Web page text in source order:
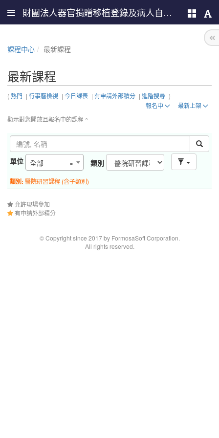
財團法人器官捐贈移植登錄及病人自主推廣中心
課程中心 最新課程
最新課程
(熱門 | 行事曆檢視 | 今日課表 | 有申請外部積分 | 進階搜尋 )
報名中
最新上架
顯示對您開放且報名中的課程。
單位 ×
全部 類別
類別: 醫院研習課程 (含子類別)
允許現場參加
有申請外部積分
© Copyright since 2017 by FormosaSoft Corporation.
All rights reserved.